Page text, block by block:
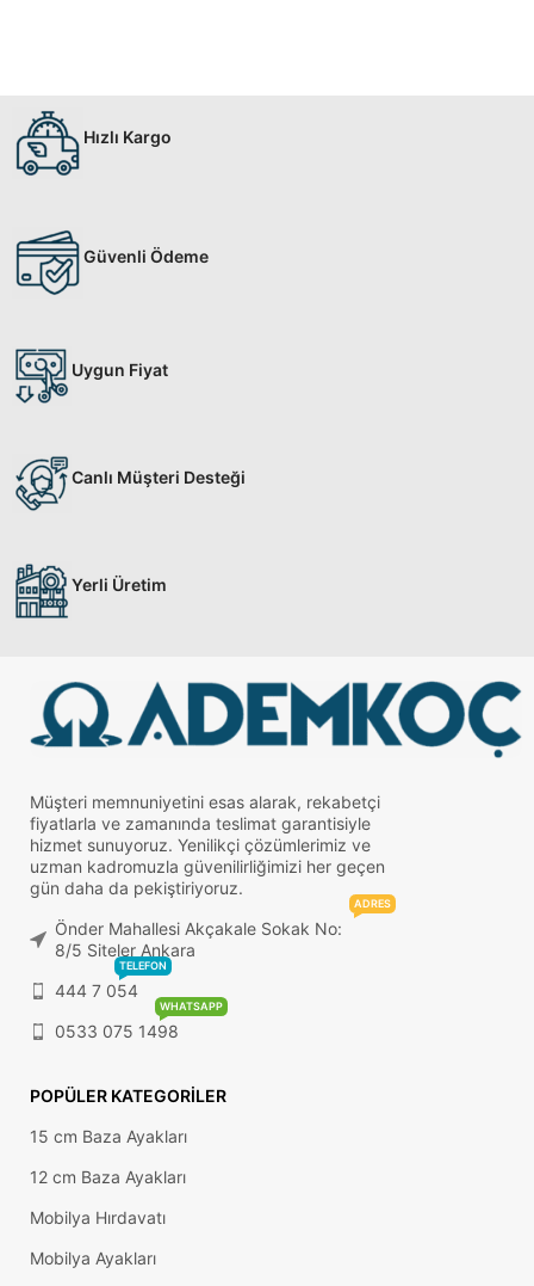
Hızlı Kargo
Güvenli Ödeme
Uygun Fiyat
Canlı Müşteri Desteği
Yerli Üretim
Müşteri memnuniyetini esas alarak, rekabetçi
fiyatlarla ve zamanında teslimat garantisiyle
hizmet sunuyoruz. Yenilikçi çözümlerimiz ve
uzman kadromuzla güvenilirliğimizi her geçen
gün daha da pekiştiriyoruz.
Önder Mahallesi Akçakale Sokak No:
8/5 Siteler Ankara
ADRES
444 7 054
TELEFON
0533 075 1498
WHATSAPP
POPÜLER KATEGORILER
15 cm Baza Ayakları
12 cm Baza Ayakları
Mobilya Hırdavatı
Mobilya Ayakları